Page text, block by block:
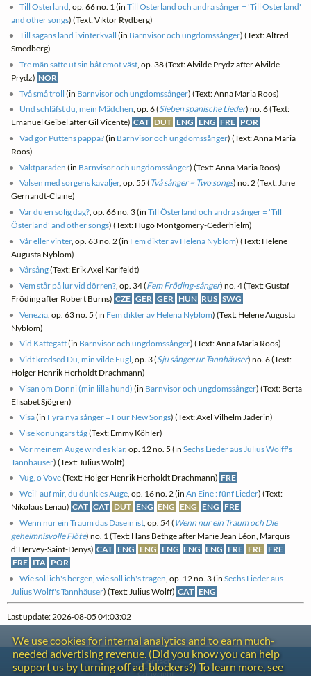
Till Österland , op. 66 no. 1 (inTill Österland och andra sånger = 'Till Österland'
and other songs) (Text: Viktor Rydberg)
Till sagans land i vinterkväll (in Barnvisor och ungdomssånger) (Text: Alfred
Smedberg)
Tre män satte ut sin båt emot väst, op. 38 (Text: Alvilde Prydz after Alvilde
Prydz) NOR
Två små troll (in Barnvisor och ungdomssånger) (Text: Anna Maria Roos)
Und schläfst du, mein Mädchen, op. 6 (Sieben spanische Lieder) no. 6 (Text:
Emanuel Geibel after Gil Vicente) CAT DUT ENG ENG FRE POR
Vad gör Puttens pappa?(in Barnvisor och ungdomssånger) (Text: Anna Maria
Roos)
Vaktparaden (in Barnvisor och ungdomssånger) (Text: Anna Maria Roos)
Valsen med sorgens kavaljer, op. 55 ( Två sånger = Two songs) no. 2 (Text: Jane
Gernandt-Claine)
Var du en solig dag?, op. 66 no. 3 (inTill Österland och andra sånger = 'Till
Österland' and other songs) (Text: Hugo Montgomery-Cederhielm)
Vår eller vinter, op. 63 no. 2 (in Fem dikter av Helena Nyblom) (Text: Helene
Augusta Nyblom)
Vårsång(Text: Erik Axel Karlfeldt)
Vem står på lur vid dörren?, op. 34 (Fem Fröding-sånger) no. 4 (Text: Gustaf
Fröding after Robert Burns) CZE GER GER HUN RUS SWG
Venezia , op. 63 no. 5 (in Fem dikter av Helena Nyblom) (Text: Helene Augusta
Nyblom)
Vid Kattegatt(in Barnvisor och ungdomssånger) (Text: Anna Maria Roos)
Vidt kredsed Du, min vilde Fugl, op. 3 (Sju sånger ur Tannhäuser) no. 6 (Text:
Holger Henrik Herholdt Drachmann)
Visan om Donni (min lilla hund) (in Barnvisor och ungdomssånger) (Text: Berta
Elisabet Sjögren)
Visa(in Fyra nya sånger = Four New Songs) (Text: Axel Vilhelm Jäderin)
Vise konungars tåg(Text: Emmy Köhler)
Vor meinem Auge wird es klar, op. 12 no. 5 (inSechs Lieder aus Julius Wolff's
Tannhäuser) (Text: Julius Wolff)
Vug, o Vove(Text: Holger Henrik Herholdt Drachmann) FRE
Weil' auf mir, du dunkles Auge, op. 16 no. 2 (inAn Eine : fünf Lieder) (Text:
Nikolaus Lenau) CAT CAT DUT ENG ENG ENG ENG FRE
Wenn nur ein Traum das Dasein ist , op. 54 ( Wenn nur ein Traum och Die
geheimnisvolle Flöte) no. 1 (Text: Hans Bethge after Marie Jean Léon, Marquis
d'Hervey-Saint-Denys) CAT ENG ENG ENG ENG ENG FRE FRE FRE
FRE ITA POR
Wie soll ich's bergen, wie soll ich's tragen , op. 12 no. 3 (inSechs Lieder aus
Julius Wolff's Tannhäuser) (Text: Julius Wolff) CAT ENG
Last update: 2026-08-05 04:03:02
We use cookies for internal analytics and to earn much-
needed advertising revenue. (Did you know you can help
support us by turning off ad-blockers?) To learn more, see
Contact
Copyright